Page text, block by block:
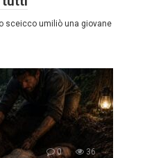
sceicco umiliò una giovane
0 36